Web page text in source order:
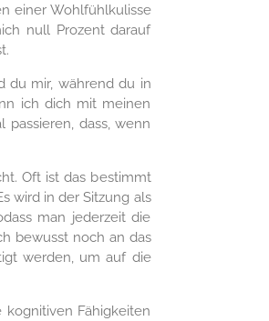
einer Wohlfühlkulisse
null Prozent darauf
du mir, während du in
ich dich mit meinen
dass, wenn
Oft ist das bestimmt
wird in der Sitzung als
man jederzeit die
bewusst noch an das
werden, um auf die
Fähigkeiten